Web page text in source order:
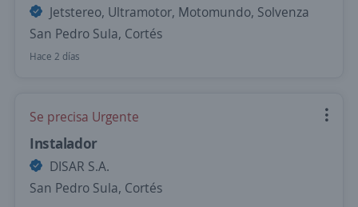
Jetstereo, Ultramotor, Motomundo, Solvenza
San Pedro Sula, Cortés
Hace 2 días
Se precisa Urgente
Instalador
DISAR S.A.
San Pedro Sula, Cortés